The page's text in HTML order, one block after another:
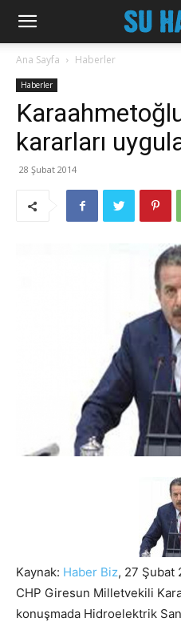
Ana Sayfa Haberler
Haberler
kararları
28 Şubat 2014
Kaynak: Haber Biz, 27 Şubat
CHP Giresun Milletvekili
konuşmada Hidroelektrik